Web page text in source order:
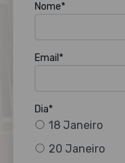
Nome*
Email*
Dia*
18 Janeiro
20 Janeiro